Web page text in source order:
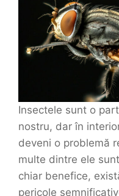
Insectele sunt o
nostru, dar în
deveni o problemă
multe dintre ele
chiar benefice,
pericole